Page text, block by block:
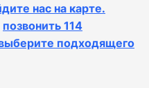
нас на карте.
позвонить 114
подходящего